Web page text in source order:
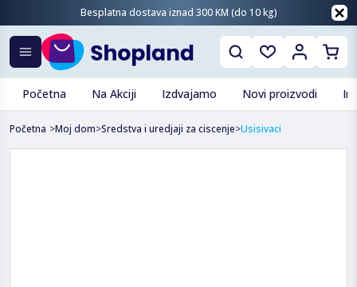
Besplatna dostava iznad 300 KM (do 10 kg)
Početna Na Akciji Izdvajamo Novi proizvodi
Početna >Moj dom>Sredstva i uredjaji za ciscenje>Usisivaci